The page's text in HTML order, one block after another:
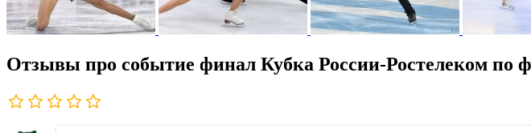
Отзывы про событие финал Кубка России-Ростелеком по